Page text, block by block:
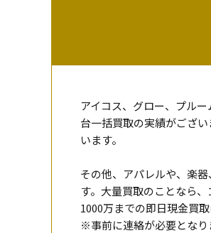
アイコス、グロー、プル
台一括買取の実績がござ
います。
その他、アパレルや、楽
す。大量買取のことなら
1000万までの即日現金買
※事前に連絡が必要となり